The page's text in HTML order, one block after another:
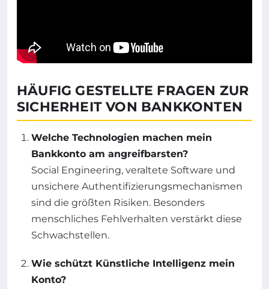
HÄUFIG GESTELLTE FRAGEN ZUR
SICHERHEIT VON BANKKONTEN
Welche Technologien machen mein
Bankkonto am angreifbarsten?
Social Engineering, veraltete Software und
unsichere Authentifizierungsmechanismen
sind die größten Risiken. Besonders
menschliches Fehlverhalten verstärkt diese
Schwachstellen.
Wie schützt Künstliche Intelligenz mein
Konto?